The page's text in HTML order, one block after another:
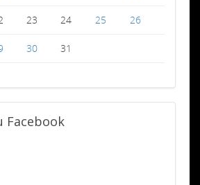
23 24 25 26
30 31
Facebook